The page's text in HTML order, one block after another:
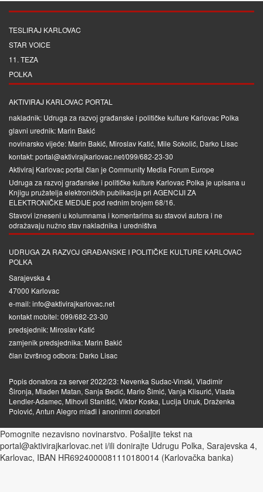
TESLIRAJ KARLOVAC
STAR VOICE
11. TEZA
POLKA
AKTIVIRAJ KARLOVAC PORTAL
nakladnik: Udruga za razvoj građanske i političke kulture Karlovac Polka
glavni urednik: Marin Bakić
novinarsko vijeće: Marin Bakić, Miroslav Katić, Mile Sokolić, Darko Lisac
kontakt: portal@aktivirajkarlovac.net/099/682-23-30
Aktiviraj Karlovac portal član je Community Media Forum Europe
Udruga za razvoj građanske i političke kulture Karlovac Polka je upisana u
Knjigu pružatelja elektroničkih publikacija pri AGENCIJI ZA
ELEKTRONIČKE MEDIJEpod rednim brojem 68/16.
Stavovi izneseni u kolumnama i komentarima su stavovi autora i ne
odražavaju nužno stav nakladnika i uredništva
UDRUGA ZA RAZVOJ GRAĐANSKE I POLITIČKE KULTURE KARLOVAC
POLKA
Sarajevska 4
47000 Karlovac
e-mail: info@aktivirajkarlovac.net
kontakt mobitel: 099/682-23-30
predsjednik: Miroslav Katić
zamjenik predsjednika: Marin Bakić
član Izvršnog odbora: Darko Lisac
Popis donatora za server 2022/23: Nevenka Sudac-Vinski, Vladimir
Šironja, Mladen Matan, Sanja Bedić, Mario Šimić, Vanja Klisurić, Vlasta
Lendler-Adamec, Mihovil Stanišić, Viktor Koska, Lucija Unuk, Draženka
Polović, Antun Alegro mlađi i anonimni donatori
Pomognite nezavisno novinarstvo. Pošaljite tekst na
portal@aktivirajkarlovac.net i/ili donirajte Udrugu Polka, Sarajevska 4,
Karlovac, IBAN HR6924000081110180014 (Karlovačka banka)